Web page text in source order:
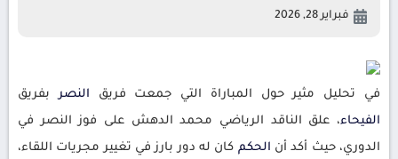
فبراير 28, 2026
في تحليل مثير حول المباراة التي جمعت فريق النصربفريق
الفيحاء، علق الناقد الرياضي محمد الدهش على فوز النصر في
الدوري، حيث أكد أن الحكم كان له دور بارز في تغيير مجريات اللقاء،